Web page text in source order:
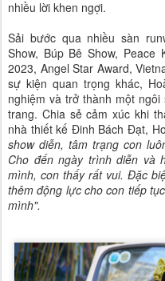
nhiều lời khen ngợi.
Sải bước qua nhiều sàn
Show, Búp Bê Show, Peace
2023, Angel Star Award,
sự kiện quan trọng khác,
nghiệm và trở thành một
trang. Chia sẻ cảm xúc khi
nhà thiết kế Đinh Bách Đạt,
show diễn, tâm trạng con
Cho đến ngày trình diễn và
mình, con thấy rất vui. Đặc
thêm động lực cho con tiếp
mình".